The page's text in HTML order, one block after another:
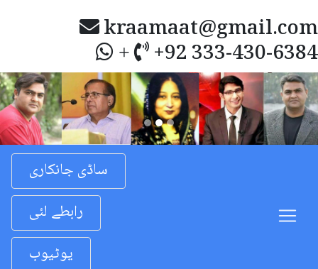
kraamaat@gmail.com
+ +92 333-430-6384
Previous
ساڈی جانکاری
رابطے لئی
یوٹیوب